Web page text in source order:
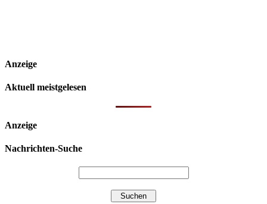
Anzeige
Aktuell meistgelesen
Anzeige
Nachrichten-Suche